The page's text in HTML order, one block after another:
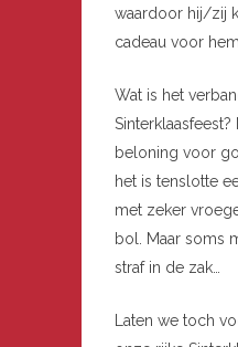
waardoor hij/zij
cadeau voor
Wat is het
beloning voor
het is tenslotte
met zeker
bol. Maar soms
straf in de zak…
Laten we toch